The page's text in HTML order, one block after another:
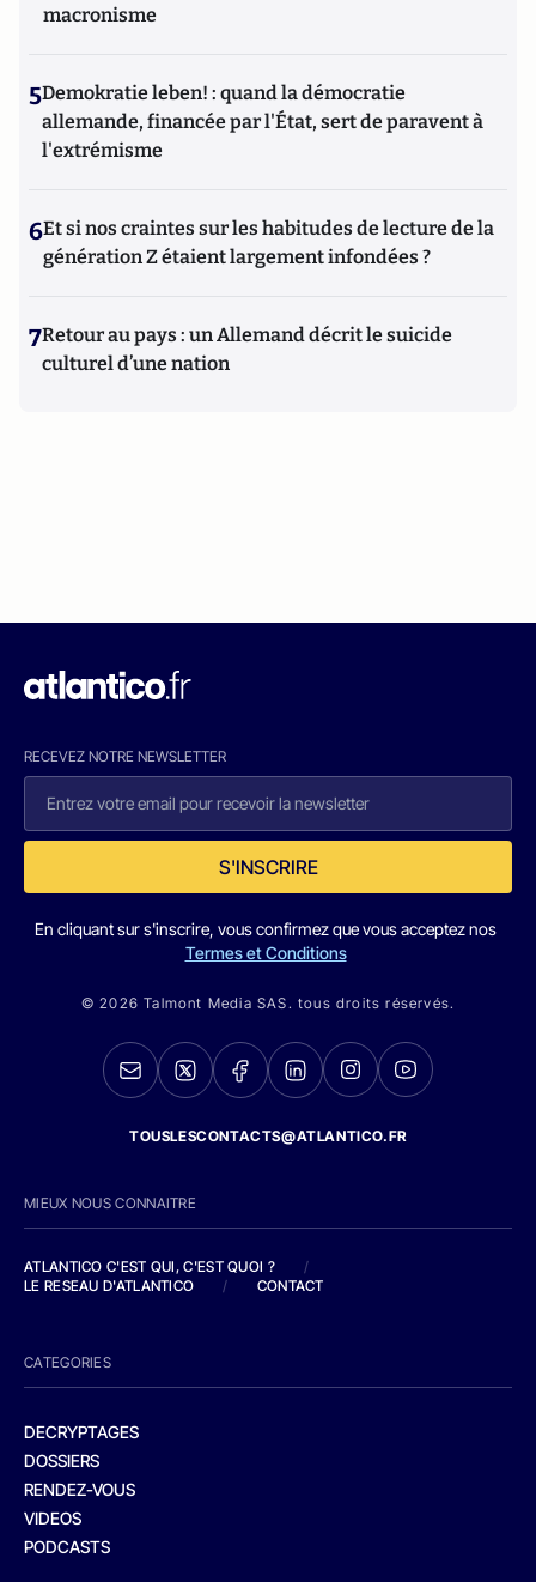
macronisme
5Demokratie leben! : quand la démocratie
allemande, financée par l'État, sert de paravent à
l'extrémisme
6Et si nos craintes sur les habitudes de lecture de la
génération Z étaient largement infondées ?
7Retour au pays : un Allemand décrit le suicide
culturel d’une nation
RECEVEZ NOTRE NEWSLETTER
S'INSCRIRE
En cliquant sur s'inscrire, vous confirmez que vous acceptez nos
Termes et Conditions
© 2026 Talmont Media SAS. tous droits réservés.
TOUSLESCONTACTS@ATLANTICO.FR
MIEUX NOUS CONNAITRE
ATLANTICO C'EST QUI, C'EST QUOI ?
/
LE RESEAU D'ATLANTICO
/ CONTACT
CATEGORIES
DECRYPTAGES
DOSSIERS
RENDEZ-VOUS
VIDEOS
PODCASTS